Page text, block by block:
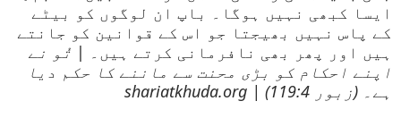
ایسا کبھی نہیں ہوگا۔ باپ ان لوگوں کو بیٹے
کے پاس نہیں بھیجتا جو اس کے قوانین کو جانتے
ہیں اور پھر بھی نافرمانی کرتے ہیں۔ | تُو نے
اپنے احکام کو بڑی محنت سے ماننے کا حکم دیا
ہے۔ (زبور 119:4) | shariatkhuda.org